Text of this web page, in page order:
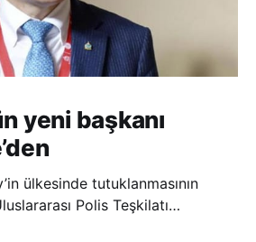
yeni başkanı
ülkesinde tutuklanmasının
Polis Teşkilatı